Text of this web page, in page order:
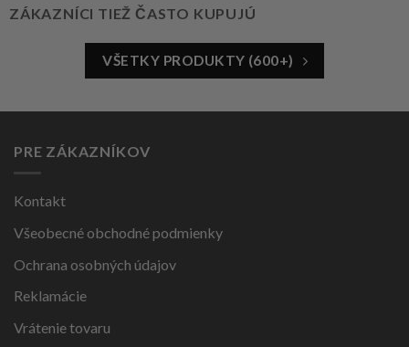
ZÁKAZNÍCI TIEŽ ČASTO KUPUJÚ
VŠETKY PRODUKTY (600+)
PRE ZÁKAZNÍKOV
Kontakt
Všeobecné obchodné podmienky
Ochrana osobných údajov
Reklamácie
Vrátenie tovaru